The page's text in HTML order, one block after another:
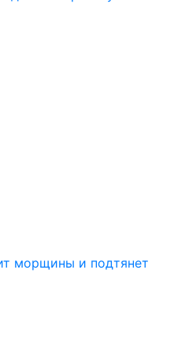
морщины и подтянет